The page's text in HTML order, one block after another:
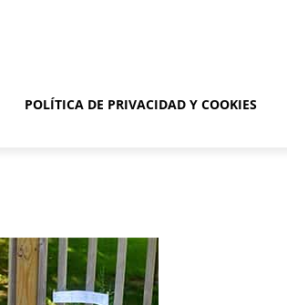
POLÍTICA DE PRIVACIDAD Y COOKIES